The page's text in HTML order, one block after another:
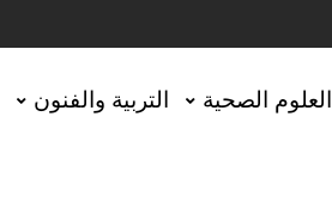
العلوم الصحية التربية والفنون